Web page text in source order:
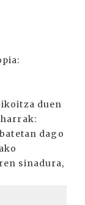
duen
dago
sinadura,